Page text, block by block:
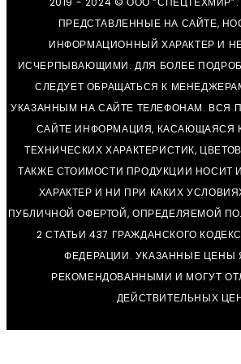
ПРЕДСТАВЛЕННЫЕ НА САЙТЕ,
ИНФОРМАЦИОННЫЙ ХАРАКТЕР И
ИСЧЕРПЫВАЮЩИМИ. ДЛЯ БОЛЕЕ
СЛЕДУЕТ ОБРАЩАТЬСЯ К
УКАЗАННЫМ НА САЙТЕ ТЕЛЕФОНАМ. ВСЯ
САЙТЕ ИНФОРМАЦИЯ, КАСАЮЩАЯСЯ
ТЕХНИЧЕСКИХ ХАРАКТЕРИСТИК,
ТАКЖЕ СТОИМОСТИ ПРОДУКЦИИ
ХАРАКТЕР И НИ ПРИ КАКИХ
ПУБЛИЧНОЙ ОФЕРТОЙ, ОПРЕДЕЛЯЕМОЙ
2 СТАТЬИ 437 ГРАЖДАНСКОГО
ФЕДЕРАЦИИ. УКАЗАННЫЕ ЦЕНЫ
РЕКОМЕНДОВАННЫМИ И МОГУТ
ДЕЙСТВИТЕЛЬНЫХ